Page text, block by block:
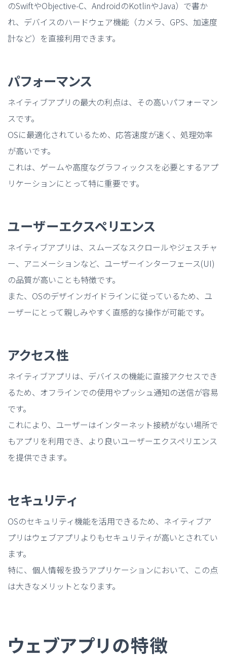
のSwiftやObjective-C、AndroidのKotlinやJava）で書か
れ、デバイスのハードウェア機能（カメラ、GPS、加速度
計など）を直接利用できます。
パフォーマンス
ネイティブアプリの最大の利点は、その高いパフォーマン
スです。
OSに最適化されているため、応答速度が速く、処理効率
が高いです。
これは、ゲームや高度なグラフィックスを必要とするアプ
リケーションにとって特に重要です。
ユーザーエクスペリエンス
ネイティブアプリは、スムーズなスクロールやジェスチャ
ー、アニメーションなど、ユーザーインターフェース(UI)
の品質が高いことも特徴です。
また、OSのデザインガイドラインに従っているため、ユ
ーザーにとって親しみやすく直感的な操作が可能です。
アクセス性
ネイティブアプリは、デバイスの機能に直接アクセスでき
るため、オフラインでの使用やプッシュ通知の送信が容易
です。
これにより、ユーザーはインターネット接続がない場所で
もアプリを利用でき、より良いユーザーエクスペリエンス
を提供できます。
セキュリティ
OSのセキュリティ機能を活用できるため、ネイティブア
プリはウェブアプリよりもセキュリティが高いとされてい
ます。
特に、個人情報を扱うアプリケーションにおいて、この点
は大きなメリットとなります。
ウェブアプリの特徴